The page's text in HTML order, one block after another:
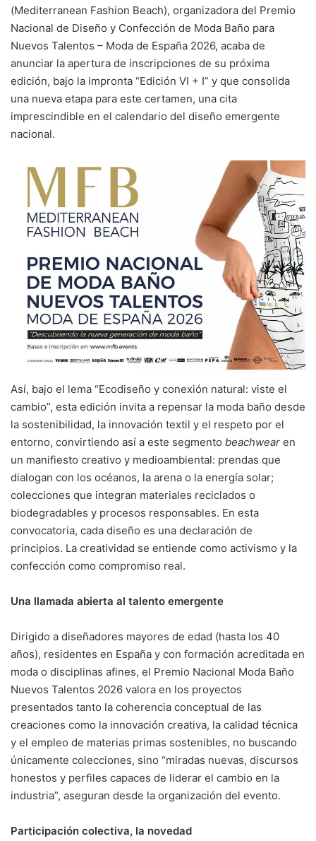
(Mediterranean Fashion Beach), organizadora del Premio
Nacional de Diseño y Confección de Moda Baño para
Nuevos Talentos – Moda de España 2026, acaba de
anunciar la apertura de inscripciones de su próxima
edición, bajo la impronta “Edición VI + I” y que consolida
una nueva etapa para este certamen, una cita
imprescindible en el calendario del diseño emergente
nacional.
Así, bajo el lema “Ecodiseño y conexión natural: viste el
cambio”, esta edición invita a repensar la moda baño desde
la sostenibilidad, la innovación textil y el respeto por el
entorno, convirtiendo así a este segmento beachwear en
un manifiesto creativo y medioambiental: prendas que
dialogan con los océanos, la arena o la energía solar;
colecciones que integran materiales reciclados o
biodegradables y procesos responsables. En esta
convocatoria, cada diseño es una declaración de
principios. La creatividad se entiende como activismo y la
confección como compromiso real.
Una llamada abierta al talento emergente
Dirigido a diseñadores mayores de edad (hasta los 40
años), residentes en España y con formación acreditada en
moda o disciplinas afines, el Premio Nacional Moda Baño
Nuevos Talentos 2026 valora en los proyectos
presentados tanto la coherencia conceptual de las
creaciones como la innovación creativa, la calidad técnica
y el empleo de materias primas sostenibles, no buscando
únicamente colecciones, sino “miradas nuevas, discursos
honestos y perfiles capaces de liderar el cambio en la
industria”, aseguran desde la organización del evento.
Participación colectiva, la novedad